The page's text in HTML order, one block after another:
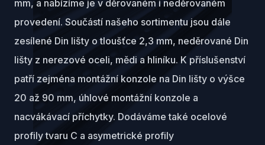
mm, a nabízíme je v děrovaném i neděrovaném
provedení. Součástí našeho sortimentu jsou dále
zesílené Din lišty o tloušťce 2,3 mm, neděrované Din
lišty z nerezové oceli, mědi a hliníku. K příslušenství
patří zejména montážní konzole na Din lišty o výšce
20 až 90 mm, úhlové montážní konzole a
nacvákávací příchytky. Dodáváme také ocelové
profily tvaru C a asymetrické profily